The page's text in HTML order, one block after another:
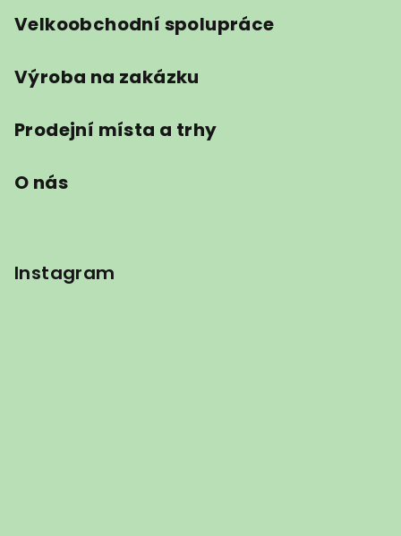
Velkoobchodní spolupráce
Výroba na zakázku
Prodejní místa a trhy
O nás
Instagram